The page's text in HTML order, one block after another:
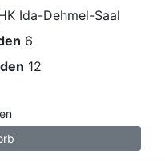
Ida-Dehmel-Saal
6
12